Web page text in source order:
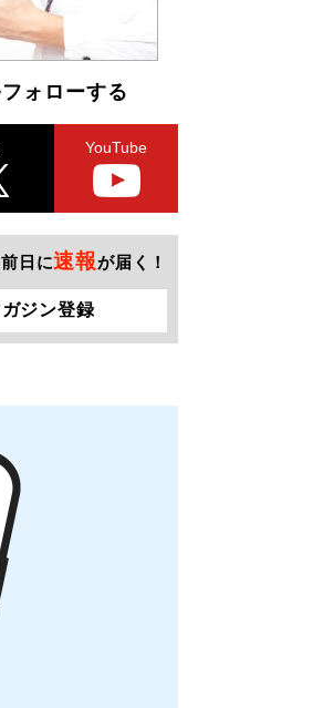
ォローする
YouTube
日に速報が届く！
ジン登録